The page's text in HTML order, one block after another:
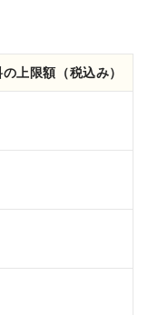
上限額（税込み）